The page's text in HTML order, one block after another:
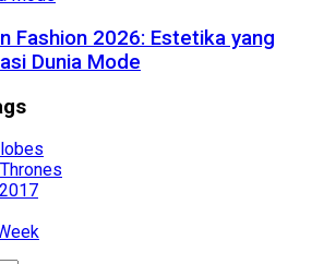
Fashion 2026: Estetika yang
Dunia Mode